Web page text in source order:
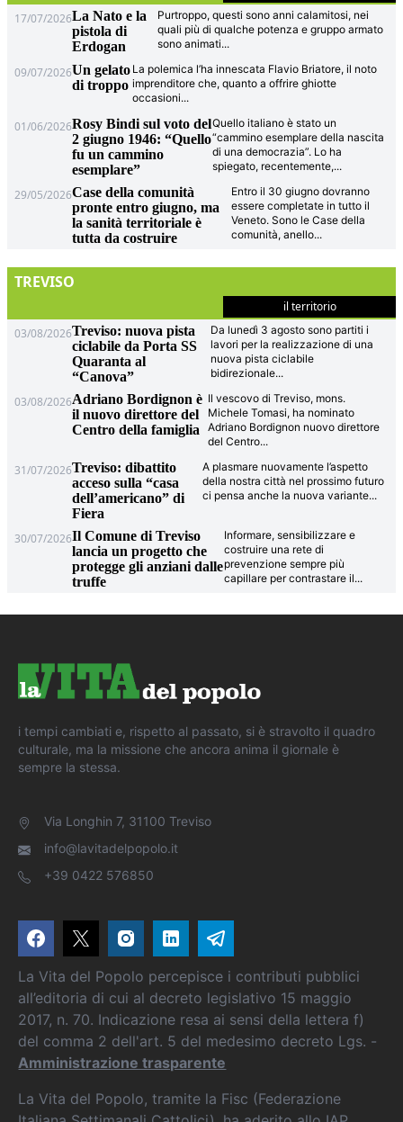
17/07/2026La Nato e la
pistola di
Erdogan
Purtroppo, questi sono anni calamitosi, nei
quali più di qualche potenza e gruppo armato
sono animati...
09/07/2026Un gelato
di troppo
La polemica l’ha innescata Flavio Briatore, il noto
imprenditore che, quanto a offrire ghiotte
occasioni...
01/06/2026Rosy Bindi sul voto del
2 giugno 1946: “Quello
fu un cammino
esemplare”
Quello italiano è stato un
“cammino esemplare della nascita
di una democrazia”. Lo ha
spiegato, recentemente,...
29/05/2026Case della comunità
pronte entro giugno, ma
la sanità territoriale è
tutta da costruire
Entro il 30 giugno dovranno
essere completate in tutto il
Veneto. Sono le Case della
comunità, anello...
TREVISO
il territorio
03/08/2026Treviso: nuova pista
ciclabile da Porta SS
Quaranta al
“Canova”
Da lunedì 3 agosto sono partiti i
lavori per la realizzazione di una
nuova pista ciclabile
bidirezionale...
03/08/2026Adriano Bordignon è
il nuovo direttore del
Centro della famiglia
Il vescovo di Treviso, mons.
Michele Tomasi, ha nominato
Adriano Bordignon nuovo direttore
del Centro...
31/07/2026Treviso: dibattito
acceso sulla “casa
dell’americano” di
Fiera
A plasmare nuovamente l’aspetto
della nostra città nel prossimo futuro
ci pensa anche la nuova variante...
30/07/2026Il Comune di Treviso
lancia un progetto che
protegge gli anziani dalle
truffe
Informare, sensibilizzare e
costruire una rete di
prevenzione sempre più
capillare per contrastare il...
i tempi cambiati e, rispetto al passato, si è stravolto il quadro
culturale, ma la missione che ancora anima il giornale è
sempre la stessa.
Via Longhin 7, 31100 Treviso
info@lavitadelpopolo.it
+39 0422 576850
La Vita del Popolo percepisce i contributi pubblici
all’editoria di cui al decreto legislativo 15 maggio
2017, n. 70. Indicazione resa ai sensi della lettera f)
del comma 2 dell'art. 5 del medesimo decreto Lgs. -
Amministrazione trasparente
La Vita del Popolo, tramite la Fisc (Federazione